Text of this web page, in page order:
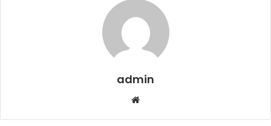
admin